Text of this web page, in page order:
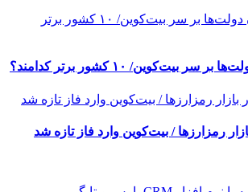
سر بیت‌کوین/ ۱۰ کشور برتر کدامند؟
رمزارزها / بیت‌کوین وارد فاز تازه شد